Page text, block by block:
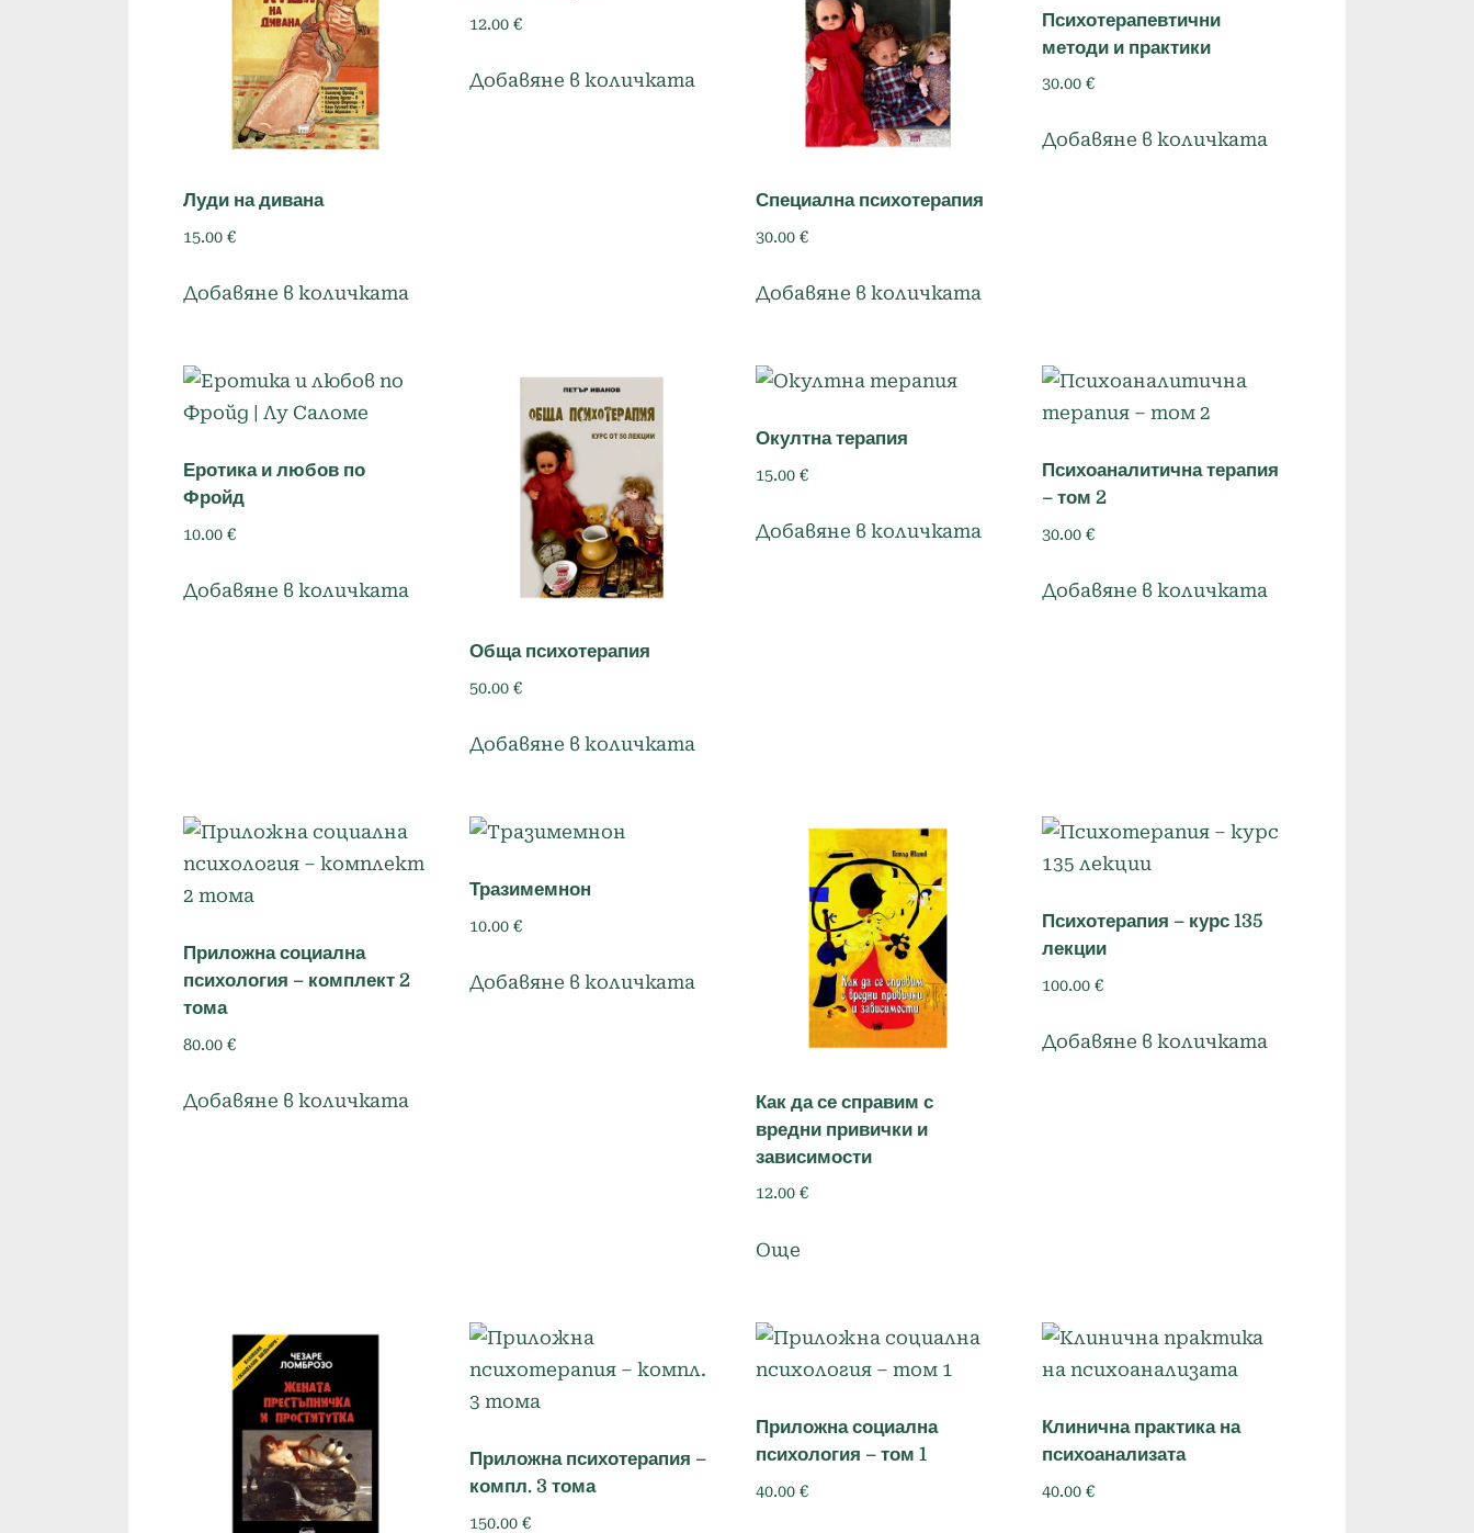
Луди на дивана
15.00 €
Добавяне в количката
12.00€
Добавяне в количката
Специална психотерапия
30.00€
Добавяне в количката
Психотерапевтични
методи и практики
30.00€
Добавяне в количката
Еротика и любов по
Фройд
10.00 €
Добавяне в количката
Обща психотерапия
50.00€
Добавяне в количката
Окултна терапия
15.00€
Добавяне в количката
Психоаналитична терапия
– том 2
30.00€
Добавяне в количката
Приложна социална
психология – комплект 2
тома
80.00 €
Добавяне в количката
Тразимемнон
10.00€
Добавяне в количката
Как да се справим с
вредни привички и
зависимости
12.00€
Още
Психотерапия – курс 135
лекции
100.00€
Добавяне в количката
Приложна психотерапия –
компл. 3 тома
150.00€
Приложна социална
психология – том 1
40.00€
Клинична практика на
психоанализата
40.00€